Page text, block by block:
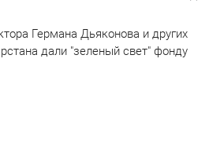
Германа Дьяконова и других
дали "зеленый свет" фонду